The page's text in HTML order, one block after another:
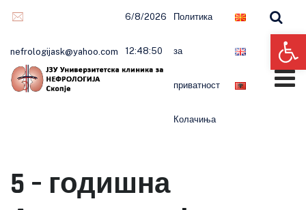
nefrologijask@yahoo.com
6/8/2026
12:48:51
Политика
за
приватност
Колачиња
5 – годишна